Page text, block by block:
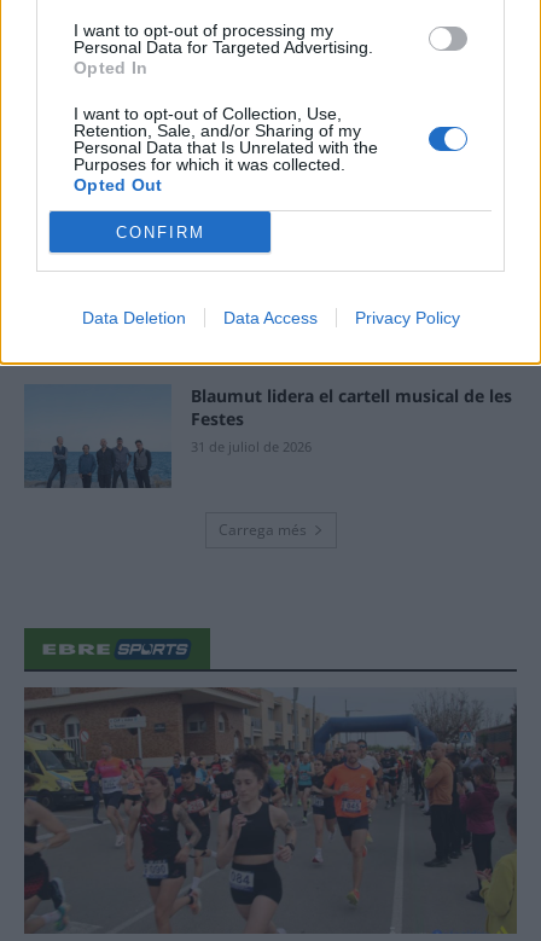
I want to opt-out of processing my
Personal Data for Targeted Advertising.
Opted In
I want to opt-out of Collection, Use,
Retention, Sale, and/or Sharing of my
Personal Data that Is Unrelated with the
Purposes for which it was collected.
Opted Out
CONFIRM
Data Deletion Data Access Privacy Policy
gastronomia
Els vestits de paper guanyen força
enguany amb més modistes i gairebé
40 peces a concurs
“L’eclipsi serà una oportunitat també
per a gaudir de les Festes Majors
31 de juliol de 2026
Blaumut lidera el cartell musical de les
Festes
31 de juliol de 2026
Carrega més